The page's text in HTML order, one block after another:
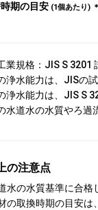
期の目安 (1個あたり)
業規格：JIS S 3201
水能力は、JISの試
水能力は、JIS S
道水の水質やろ過
の注意点
水の水質基準に合格
の取換時期の目安は